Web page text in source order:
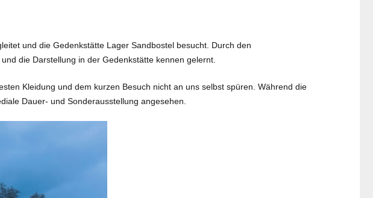
und die Gedenkstätte Lager Sandbostel besucht. Durch den
die Darstellung in der Gedenkstätte kennen gelernt.
Kleidung und dem kurzen Besuch nicht an uns selbst spüren. Während die
Dauer- und Sonderausstellung angesehen.